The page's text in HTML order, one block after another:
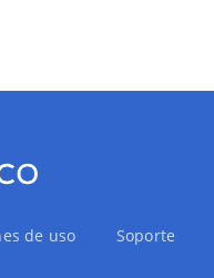
de uso Soporte